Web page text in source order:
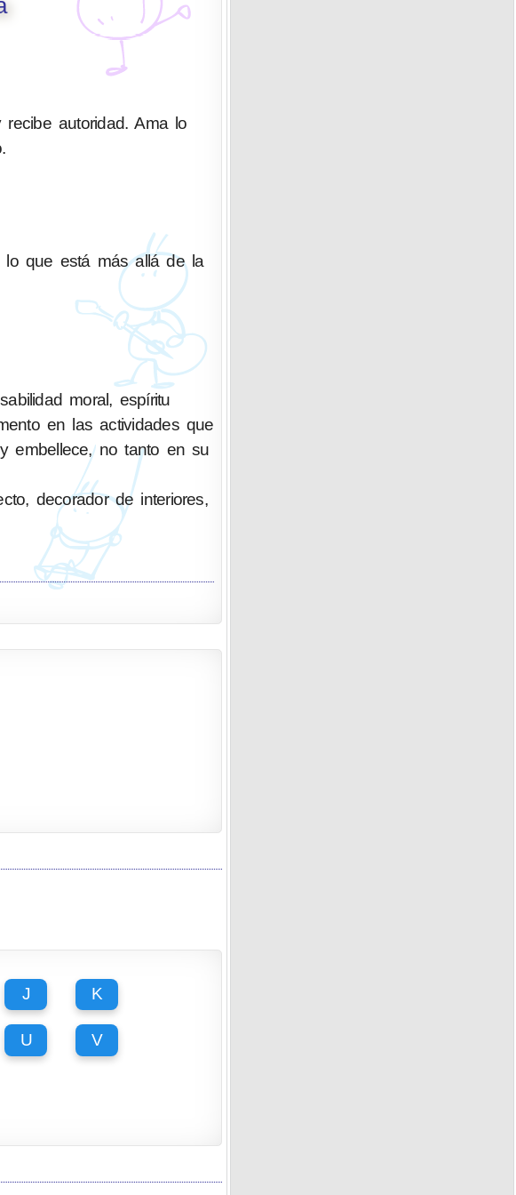
recibe autoridad. Ama lo
lo que está más allá de la
moral, espíritu
en las actividades que
embellece, no tanto en su
decorador de interiores,
J K
U V